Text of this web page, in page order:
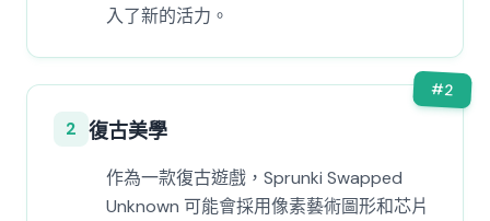
入了新的活力。
#2
2 復古美學
作為一款復古遊戲，Sprunki Swapped
Unknown 可能會採用像素藝術圖形和芯片